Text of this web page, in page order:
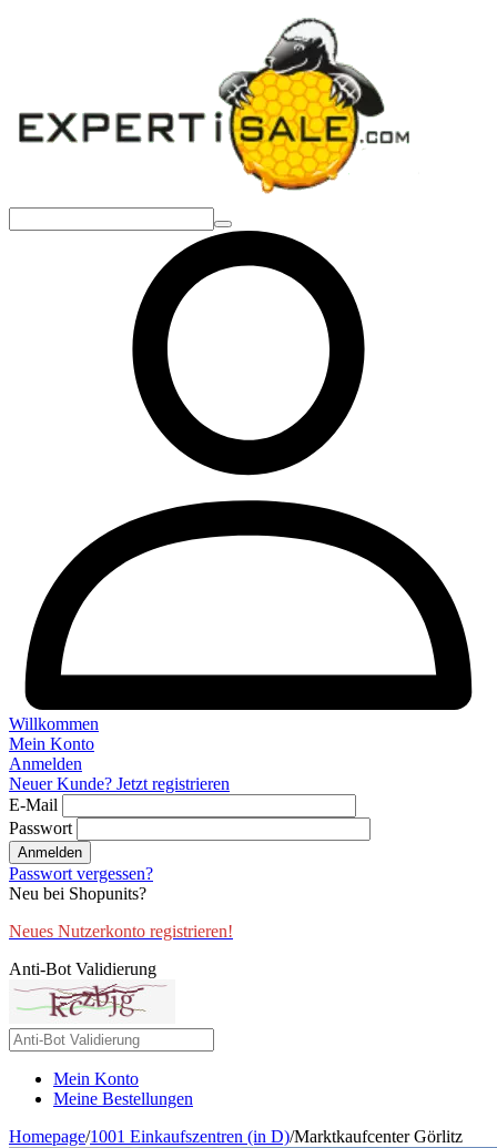
Willkommen
Mein Konto
Anmelden
Neuer Kunde? Jetzt registrieren
E-Mail
Passwort
Anmelden
Passwort vergessen?
Neu bei Shopunits?
Neues Nutzerkonto registrieren!
Anti-Bot Validierung
Mein Konto
Meine Bestellungen
Homepage/1001 Einkaufszentren (in D)/Marktkaufcenter Görlitz